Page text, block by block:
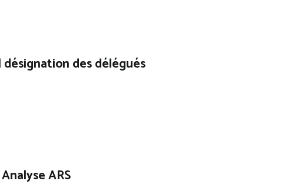
désignation des délégués
Analyse ARS